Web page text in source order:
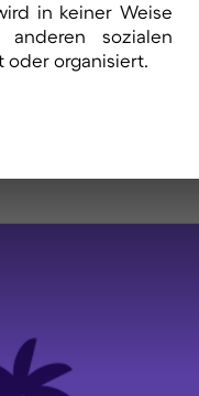
in keiner Weise
sozialen
oder organisiert.